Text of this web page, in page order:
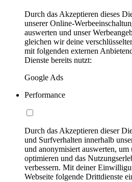
Durch das Akzeptieren dieses
unserer Online-
auswerten und unser
gleichen wir deine
mit folgenden externen
Dienste bereits nutzt:
Google Ads
Performance
Durch das Akzeptieren dieser
und Surfverhalten innerhalb
und anonymisiert auswerten, um
optimieren und das
verbessern. Mit deiner
Webseite folgende Drittdienste